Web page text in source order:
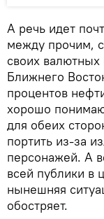
А речь идет
между прочим,
своих
Ближнего
процентов
хорошо
для обеих
портить из-за
персонажей. А
всей публики в
нынешняя
обостряет.